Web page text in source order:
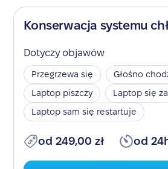
Konserwacja systemu
Dotyczy objawów
Przegrzewa się
Głośno
Laptop piszczy
Laptop się
Laptop sam się restartuje
od 249,00 zł od